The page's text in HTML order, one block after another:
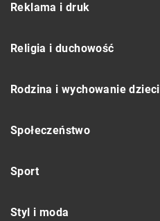
Reklama i druk
Religia i duchowość
Rodzina i wychowanie dzieci
Społeczeństwo
Sport
Styl i moda